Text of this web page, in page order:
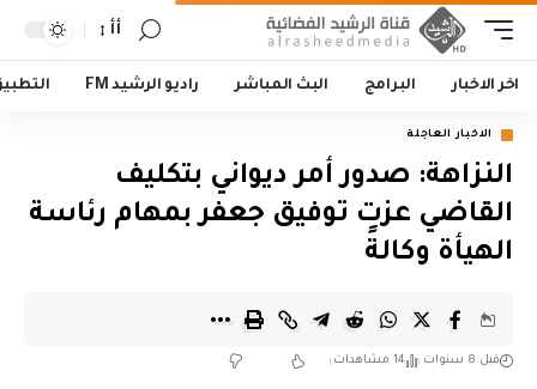
أأ
اخر الاخبار البرامج البث المباشر راديو الرشيد FM
الاخبار العاجلة
النزاهة: صدور أمر ديواني بتكليف
القاضي عزت توفيق جعفر بمهام رئاسة
الهيأة وكالةً
قبل 8 سنوات 14 مشاهدات